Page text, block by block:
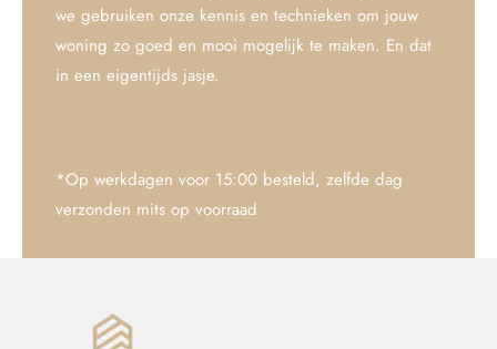
we gebruiken onze kennis en technieken om jouw
woning zo goed en mooi mogelijk te maken. En dat
in een eigentijds jasje.
*Op werkdagen voor 15:00 besteld, zelfde dag
verzonden mits op voorraad